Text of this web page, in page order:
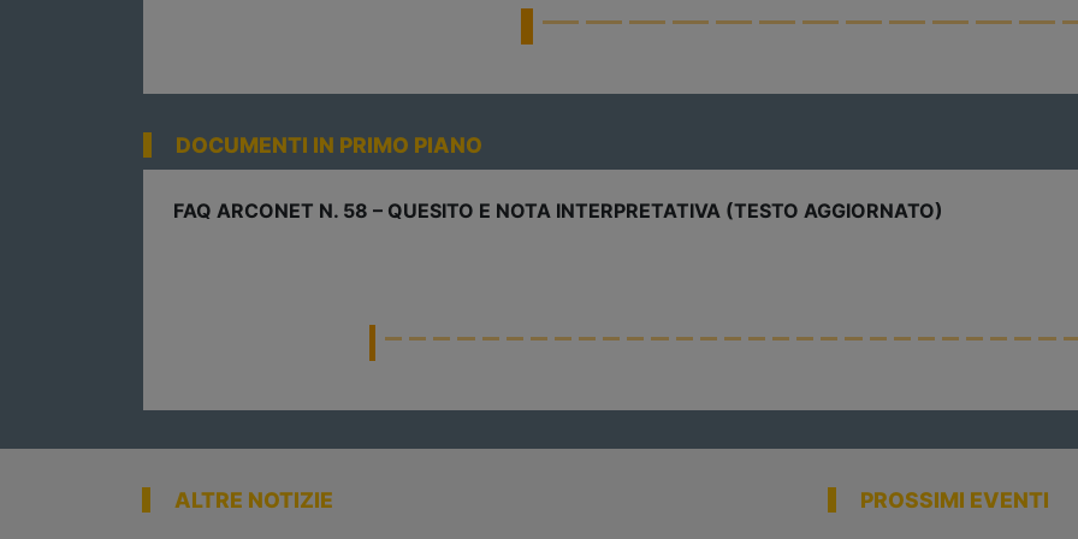
Leggi
DOCUMENTI IN PRIMO PIANO
E NOTA INTERPRETATIVA (TESTO AGGIORNATO)
Il
ALTRE NOTIZIE PROSSIMI EVENTI